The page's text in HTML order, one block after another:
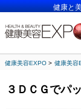
健康と
健康美容EXPO 健康美容
３ＤＣＧでパ